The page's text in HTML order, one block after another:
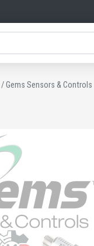
Gems Sensors & Controls